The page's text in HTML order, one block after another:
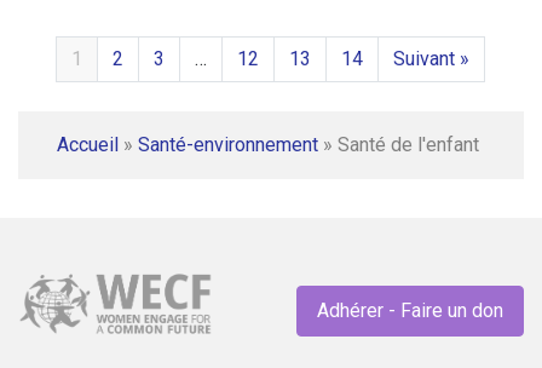
1 2 3 … 12 13 14 Suivant »
Accueil » Santé-environnement » Santé de l'enfant
Adhérer - Faire un don